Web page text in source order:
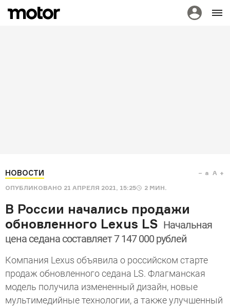
НОВОСТИ
ОПУБЛИКОВАНО 21 АПРЕЛЯ 2021, 15:25 2 МИН.
a A
В России начались продажи
обновленного Lexus LS Начальная
цена седана составляет 7 147 000 рублей
Компания Lexus объявила о российском старте
продаж обновленного седана LS. Флагманская
модель получила измененный дизайн, новые
мультимедийные технологии, а также улучшенный